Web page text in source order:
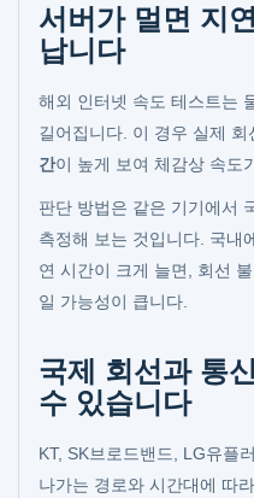
서버가 멀면 지
납니다
해외 인터넷 속도 테스트는
길어집니다. 이 경우 실제 회
간이 높게 보여 체감상 속도
판단 방법은 같은 기기에서
측정해 보는 것입니다. 국내
연 시간이 크게 늘면, 회선
일 가능성이 큽니다.
국제 회선과 통
수 있습니다
KT, SK브로드밴드, LG유플
나가는 경로와 시간대에 따